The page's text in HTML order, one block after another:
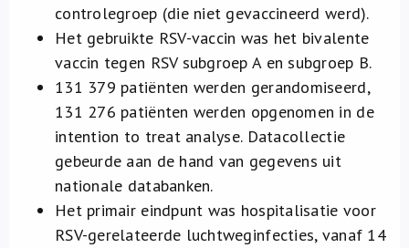
controlegroep (die niet gevaccineerd werd).
Het gebruikte RSV-vaccin was het bivalente
vaccin tegen RSV subgroep A en subgroep B.
131 379 patiënten werden gerandomiseerd,
131 276 patiënten werden opgenomen in de
intention to treat analyse. Datacollectie
gebeurde aan de hand van gegevens uit
nationale databanken.
Het primair eindpunt was hospitalisatie voor
RSV-gerelateerde luchtweginfecties, vanaf 14